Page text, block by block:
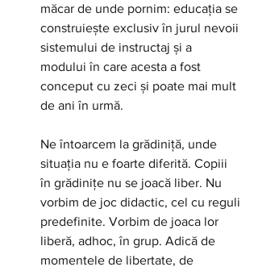
măcar de unde pornim: educația se
construiește exclusiv în jurul nevoii
sistemului de instructaj și a
modului în care acesta a fost
conceput cu zeci și poate mai mult
de ani în urmă.
Ne întoarcem la grădiniță, unde
situația nu e foarte diferită. Copiii
în grădinițe nu se joacă liber. Nu
vorbim de joc didactic, cel cu reguli
predefinite. Vorbim de joaca lor
liberă, adhoc, în grup. Adică de
momentele de libertate, de